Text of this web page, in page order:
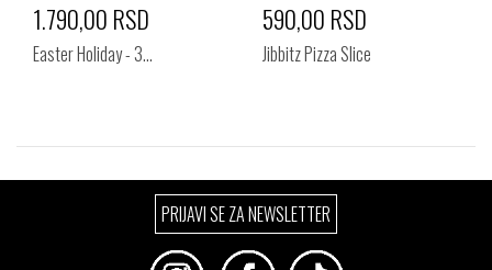
Izaberi željeni broj:
1.790,00 RSD
Easter Holiday - 3…
Izaberi željeni broj:
590,00 RSD
Jibbitz Pizza Slice
PRIJAVI SE ZA NEWSLETTER